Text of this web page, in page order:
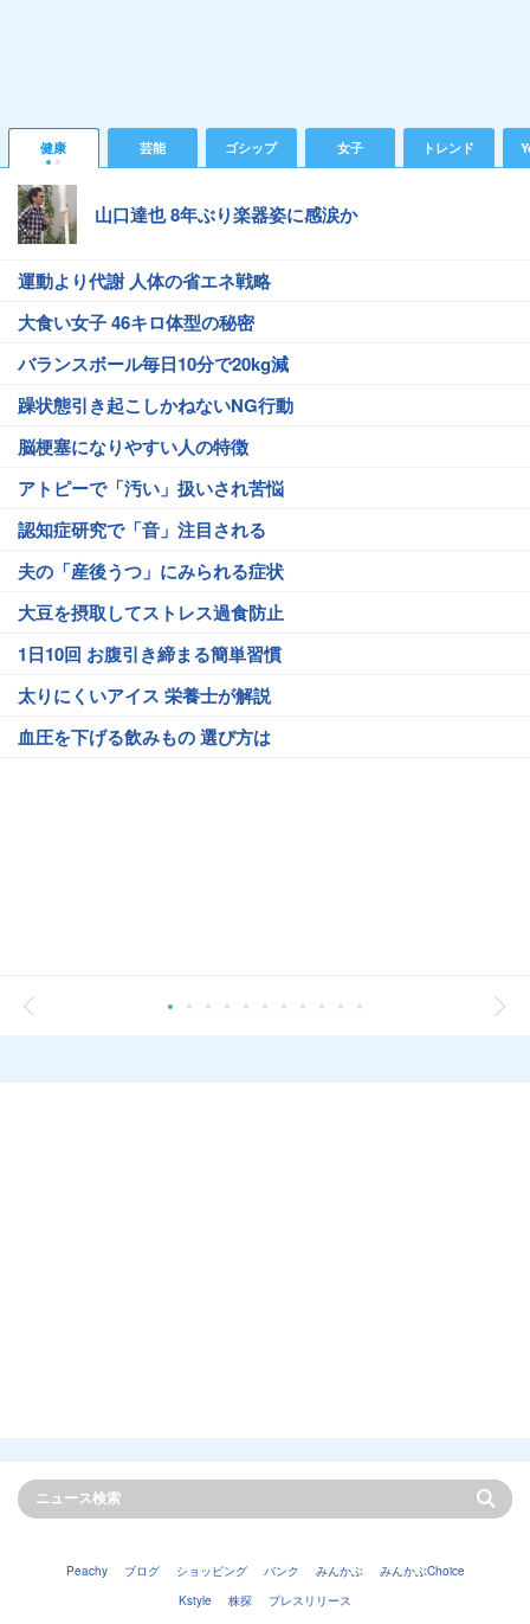
健康 芸能 ゴシップ 女子 トレンド
山口達也 8年ぶり楽器姿に感涙か
運動より代謝 人体の省エネ戦略
大食い女子 46キロ体型の秘密
バランスボール毎日10分で20kg減
躁状態引き起こしかねないNG行動
脳梗塞になりやすい人の特徴
アトピーで「汚い」扱いされ苦悩
認知症研究で「音」注目される
夫の「産後うつ」にみられる症状
大豆を摂取してストレス過食防止
1日10回 お腹引き締まる簡単習慣
太りにくいアイス 栄養士が解説
血圧を下げる飲みもの 選び方は
Peachy ブログ ショッピング バンク みんかぶ
みんかぶChoice
Kstyle
株探 プレスリリース